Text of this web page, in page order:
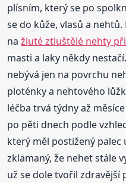
plísním, který se po
se do kůže, vlasů a
nažluté ztluštělé nehty
masti a laky někdy
nebývá jen na povrchu
ploténky a nehtového
léčba trvá týdny až
po pěti dnech podle
který měl postižený palec
zklamaný, že nehet stále
už se dole tvořil zdravější